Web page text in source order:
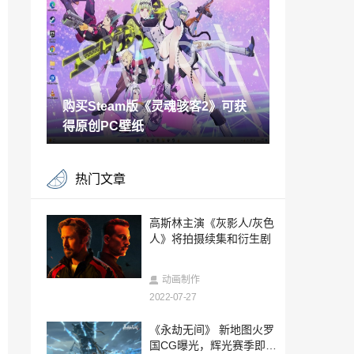
st展会
2022-07-27
乔布斯本人拥有的Apple-1原型机拍卖 估
价50万美元以上
2022-07-27
《尼尔：机械纪元》隐藏地图教堂曝光 众
人好兴奋
2022-07-27
粉10万
陈小春群星领衔 《传奇天下》手游今日震
撼上线
2022-07-26
Level5发布《闪电十一人》新作开发进展
AOC推出新款保时捷设计联名显示器：27
英寸2K170Hz，首发2999元
购买Steam版《灵魂骇客2》可获
得原创PC壁纸
热门文章
高斯林主演《灰影人/灰色
人》将拍摄续集和衍生剧
动画制作
2022-07-27
《永劫无间》 新地图火罗
国CG曝光，辉光赛季即将